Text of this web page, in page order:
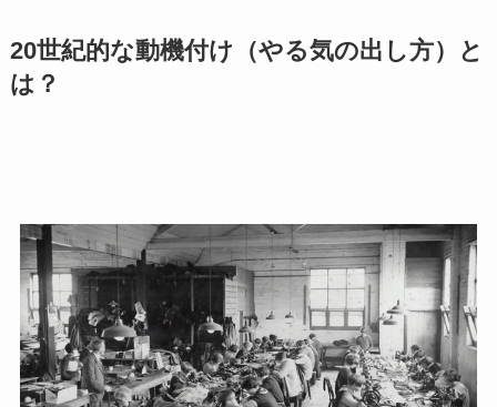
20世紀的な動機付け（やる気の出し方）と
は？